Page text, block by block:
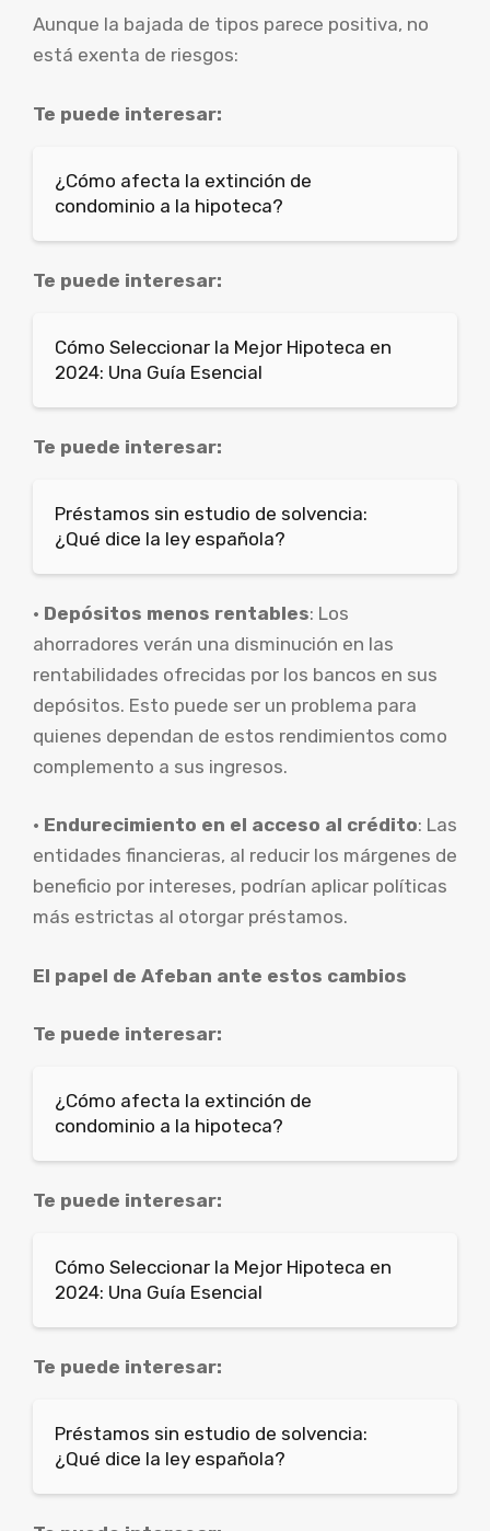
Aunque la bajada de tipos parece positiva, no
está exenta de riesgos:
Te puede interesar:
¿Cómo afecta la extinción de
condominio a la hipoteca?
Te puede interesar:
Cómo Seleccionar la Mejor Hipoteca en
2024: Una Guía Esencial
Te puede interesar:
Préstamos sin estudio de solvencia:
¿Qué dice la ley española?
• Depósitos menos rentables: Los
ahorradores verán una disminución en las
rentabilidades ofrecidas por los bancos en sus
depósitos. Esto puede ser un problema para
quienes dependan de estos rendimientos como
complemento a sus ingresos.
• Endurecimiento en el acceso al crédito: Las
entidades financieras, al reducir los márgenes de
beneficio por intereses, podrían aplicar políticas
más estrictas al otorgar préstamos.
El papel de Afeban ante estos cambios
Te puede interesar:
¿Cómo afecta la extinción de
condominio a la hipoteca?
Te puede interesar:
Cómo Seleccionar la Mejor Hipoteca en
2024: Una Guía Esencial
Te puede interesar:
Préstamos sin estudio de solvencia:
¿Qué dice la ley española?